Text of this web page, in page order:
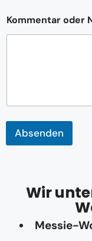
l
-
A
e
Kommentar oder
Absenden
Wir
Messie-